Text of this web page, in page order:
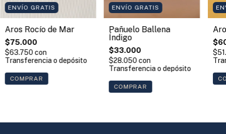
ENVÍO GRATIS
Aros Rocío de Mar
$75.000
$63.750 con
Transferencia o depósito
ENVÍO GRATIS
Pañuelo Ballena
Índigo
$33.000
$28.050 con
Transferencia o depósito
COMPRAR